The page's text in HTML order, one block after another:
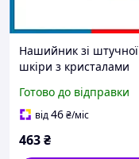
Нашийник зі штучної
шкіри з кристалами
with crystals Red,
BS3300110
Готово до відправки
від46₴/міс
463₴